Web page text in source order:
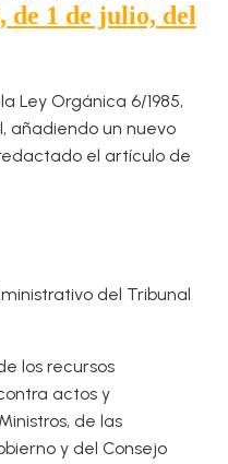
de 1 de julio, del
Ley Orgánica 6/1985,
añadiendo un nuevo
el artículo de
del Tribunal
los recursos
actos y
de las
y del Consejo